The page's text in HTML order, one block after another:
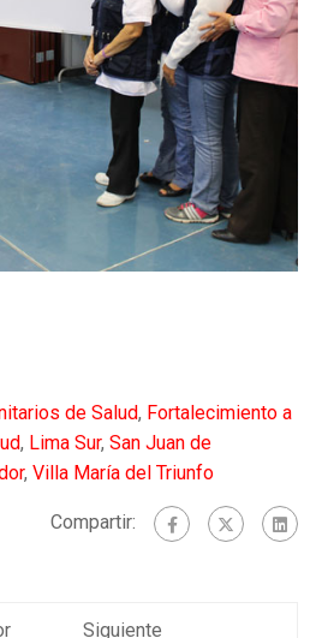
de Salud, Fortalecimiento a
, Lima Sur, San Juan de
, Villa María del Triunfo
Compartir:
Siguiente